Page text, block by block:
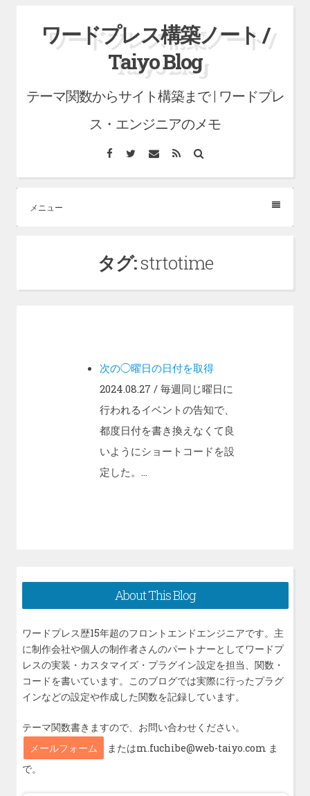
ッ
ワードプレス構築ノート /
Taiyo Blog
テーマ関数からサイト構築まで | ワードプレ
ス・エンジニアのメモ
Facebook
Twitterメ
RSS
メニュー
タグ:strtotime
次の◯曜日の日付を取得
2024.08.27 / 毎週同じ曜日に
行われるイベントの告知で、
都度日付を書き換えなくて良
いようにショートコードを設
定した。...
About This Blog
ワードプレス歴15年超のフロントエンドエンジニアです。主
に制作会社や個人の制作者さんのパートナーとしてワードプ
レスの実装・カスタマイズ・プラグイン設定を担当、関数・
コードを書いています。このブログでは実際に行ったプラグ
インなどの設定や作成した関数を記録しています。
テーマ関数書きますので、お問い合わせください。
メールフォーム
またはm.fuchibe@web-taiyo.com ま
で。